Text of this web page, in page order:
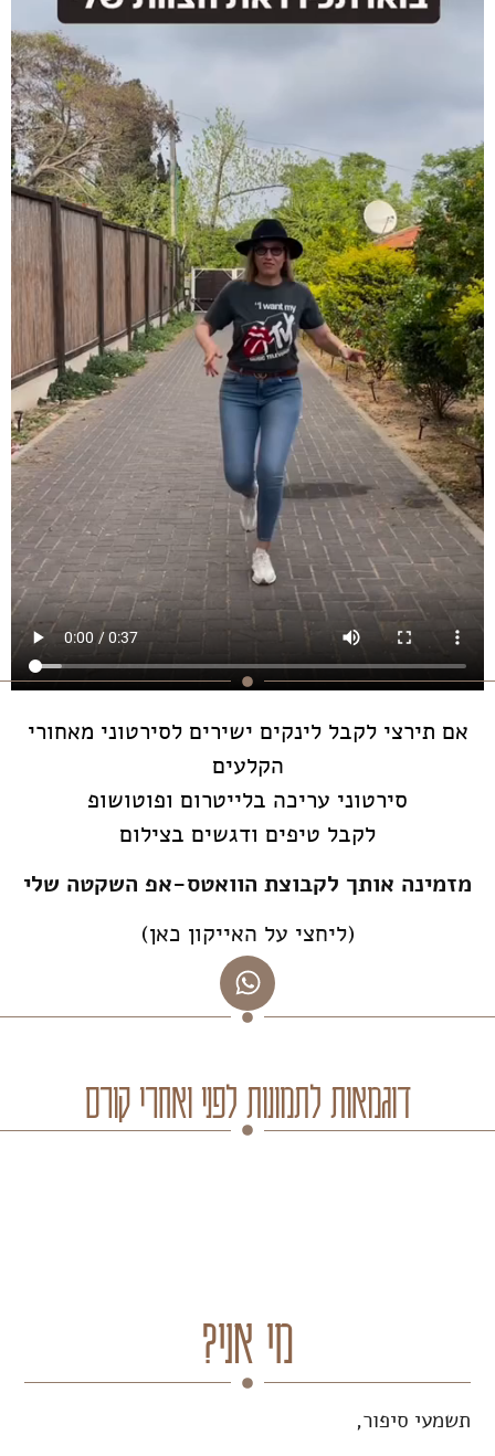
אם תירצי לקבל לינקים ישירים לסירטוני מאחורי
הקלעים
סירטוני עריכה בלייטרום ופוטושופ
לקבל טיפים ודגשים בצילום
מזמינה אותך לקבוצת הוואטס-אפ השקטה שלי
(ליחצי על האייקון כאן)
דוגמאות לתמונות לפני ואחרי קורס
מי אני?
תשמעי סיפור,